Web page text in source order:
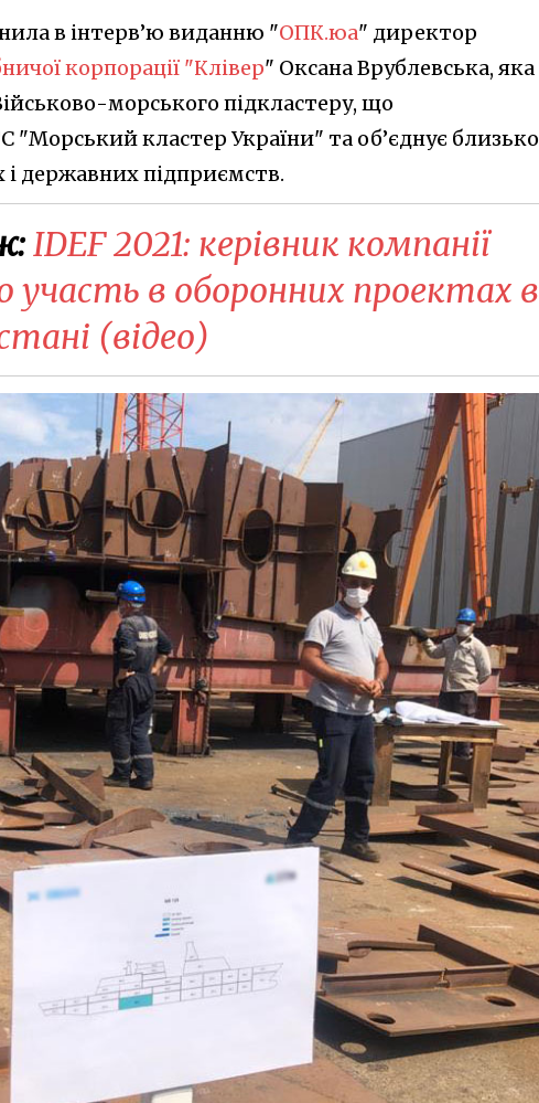
в інтерв’ю виданню "ОПК.юа" директор
корпорації "Клівер" Оксана Врублевська, яка
морського підкластеру, що
"Морський кластер України" та об’єднує близько
державних підприємств.
​IDEF 2021: керівник компанії
участь в оборонних проектах в
(відео)